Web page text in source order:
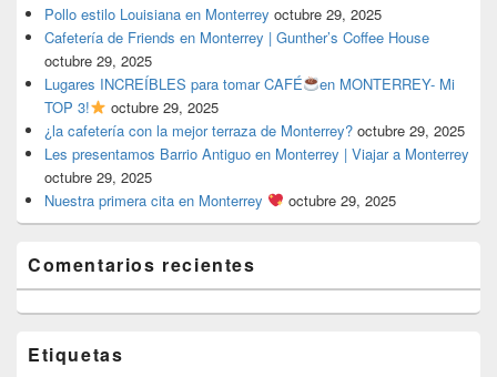
Pollo estilo Louisiana en Monterrey octubre 29, 2025
Cafetería de Friends en Monterrey | Gunther’s Coffee House
octubre 29, 2025
Lugares INCREÍBLES para tomar CAFÉ
en MONTERREY- Mi
TOP 3!
octubre 29, 2025
¿la cafetería con la mejor terraza de Monterrey? octubre 29, 2025
Les presentamos Barrio Antiguo en Monterrey | Viajar a Monterrey
octubre 29, 2025
Nuestra primera cita en Monterrey
octubre 29, 2025
Comentarios recientes
Etiquetas